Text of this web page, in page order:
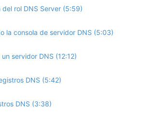
del rol DNS Server (5:59)
la consola de servidor DNS (5:03)
servidor DNS (12:12)
DNS (5:42)
DNS (3:38)